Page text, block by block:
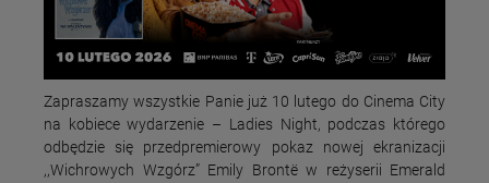
Zapraszamy wszystkie Panie już 10 lutego do Cinema City
na kobiece wydarzenie – Ladies Night, podczas którego
odbędzie się przedpremierowy pokaz nowej ekranizacji
,,Wichrowych Wzgórz” Emily Brontë w reżyserii Emerald